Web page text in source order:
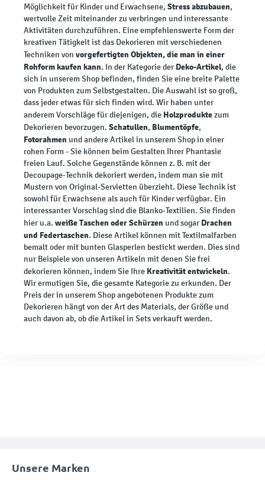
Möglichkeit für Kinder und Erwachsene, Stress abzubauen,
wertvolle Zeit miteinander zu verbringen und interessante
Aktivitäten durchzuführen. Eine empfehlenswerte Form der
kreativen Tätigkeit ist das Dekorieren mit verschiedenen
Techniken von vorgefertigten Objekten, die man in einer
Rohform kaufen kann. In der Kategorie der Deko-Artikel, die
sich in unserem Shop befinden, finden Sie eine breite Palette
von Produkten zum Selbstgestalten. Die Auswahl ist so groß,
dass jeder etwas für sich finden wird. Wir haben unter
anderem Vorschläge für diejenigen, die Holzproduktezum
Dekorieren bevorzugen. Schatullen, Blumentöpfe,
Fotorahmen und andere Artikel in unserem Shop in einer
rohen Form - Sie können beim Gestalten Ihrer Phantasie
freien Lauf. Solche Gegenstände können z. B. mit der
Decoupage-Technik dekoriert werden, indem man sie mit
Mustern von Original-Servietten überzieht. Diese Technik ist
sowohl für Erwachsene als auch für Kinder verfügbar. Ein
interessanter Vorschlag sind die Blanko-Textilien. Sie finden
hier u.a. weiße Taschen oder Schürzen und sogar Drachen
und Federtaschen. Diese Artikel können mit Textilmalfarben
bemalt oder mit bunten Glasperlen bestickt werden. Dies sind
nur Beispiele von unseren Artikeln mit denen Sie frei
dekorieren können, indem Sie Ihre Kreativität entwickeln.
Wir ermutigen Sie, die gesamte Kategorie zu erkunden. Der
Preis der in unserem Shop angebotenen Produkte zum
Dekorieren hängt von der Art des Materials, der Größe und
auch davon ab, ob die Artikel in Sets verkauft werden.
Unsere Marken